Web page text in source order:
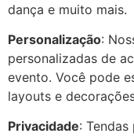
dança e muito mais.
Personalização:
personalizadas de
evento. Você pode
layouts e
Privacidade: